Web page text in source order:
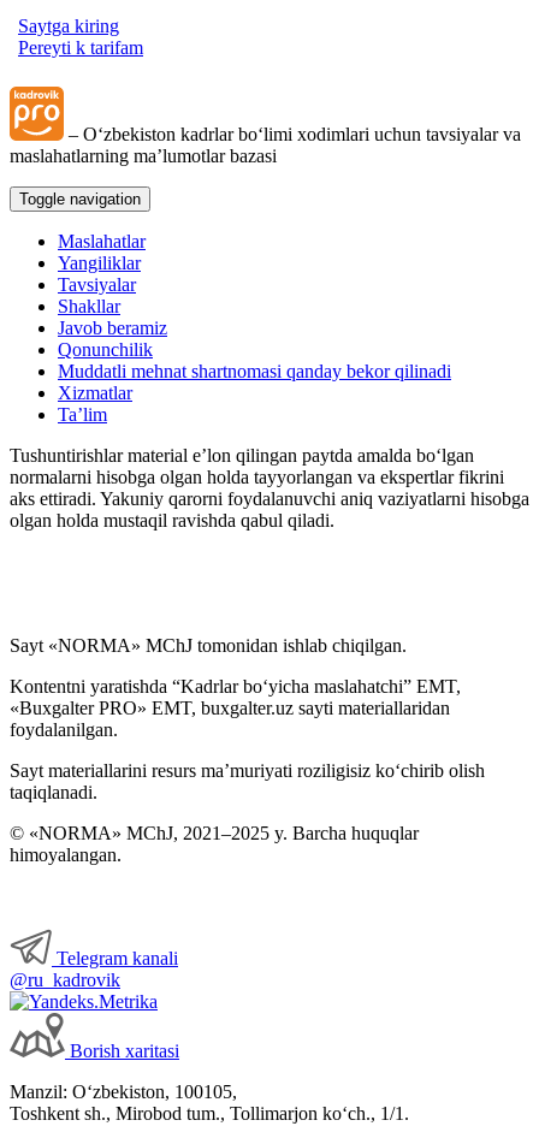
Saytga kiring
Pereyti k tarifam
– Oʻzbekiston kadrlar boʻlimi хodimlari uchun tavsiyalar va
maslahatlarning ma’lumotlar bazasi
Toggle navigation
Maslahatlar
Yangiliklar
Tavsiyalar
Shakllar
Javob beramiz
Qonunchilik
Muddatli mehnat shartnomasi qanday bekor qilinadi
Xizmatlar
Ta’lim
Tushuntirishlar material e’lon qilingan paytda amalda boʻlgan
normalarni hisobga olgan holda tayyorlangan va ekspertlar fikrini
aks ettiradi. Yakuniy qarorni foydalanuvchi aniq vaziyatlarni hisobga
olgan holda mustaqil ravishda qabul qiladi.
Sayt «NORMA» MChJ tomonidan ishlab chiqilgan.
Kontentni yaratishda “Kadrlar boʻyicha maslahatchi” EMT,
«Buxgalter PRO» EMT, buxgalter.uz sayti materiallaridan
foydalanilgan.
Sayt materiallarini resurs ma’muriyati roziligisiz koʻchirib olish
taqiqlanadi.
© «NORMA» MChJ, 2021–2025 y. Barcha huquqlar
himoyalangan.
Telegram kanali
@ru_kadrovik
Borish хaritasi
Manzil: Oʻzbekiston, 100105,
Toshkent sh., Mirobod tum., Tollimarjon koʻch., 1/1.